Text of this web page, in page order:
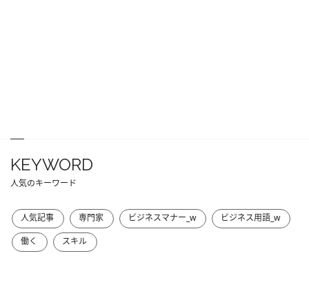
KEYWORD
人気のキーワード
人気記事 専門家 ビジネスマナー_w
ビジネス用語_w
働く
スキル